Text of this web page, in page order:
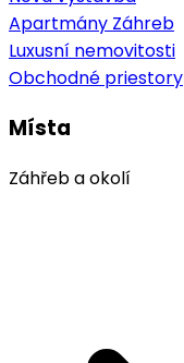
Apartmány Záhreb
Luxusní nemovitosti
Obchodné priestory
Místa
Záhřeb a okolí